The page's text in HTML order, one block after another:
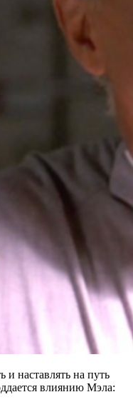
и наставлять на путь
влиянию Мэла: